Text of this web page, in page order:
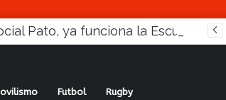
Futbol Rugby